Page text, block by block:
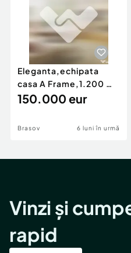
Eleganta,echipata
casa A Frame,1.200 mp
teren,deschidere Pia
150.000 eur
Brasov 6 luni în urmă
Vinzi și
rapid